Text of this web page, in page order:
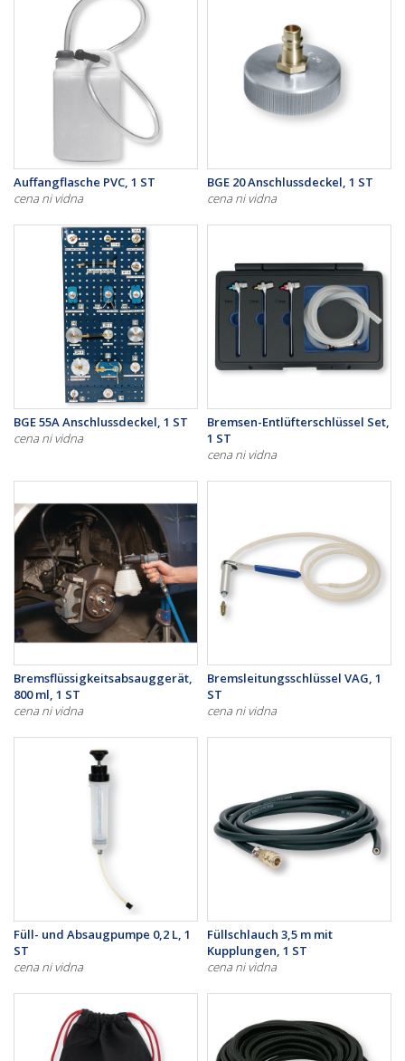
Auffangflasche PVC, 1 ST
cena ni vidna
BGE 20 Anschlussdeckel, 1 ST
cena ni vidna
BGE 55A Anschlussdeckel, 1 ST
cena ni vidna
Bremsen-Entlüfterschlüssel Set,
1 ST
cena ni vidna
Bremsflüssigkeitsabsauggerät,
800 ml, 1 ST
cena ni vidna
Bremsleitungsschlüssel VAG, 1
ST
cena ni vidna
Füll- und Absaugpumpe 0,2 L, 1
ST
cena ni vidna
Füllschlauch 3,5 m mit
Kupplungen, 1 ST
cena ni vidna